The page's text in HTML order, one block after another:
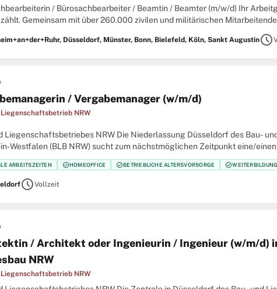
/ Bürosachbearbeiter / Beamtin / Beamter (m/w/d) Ihr
Gemeinsam mit über 260.000 zivilen und militärischen
Düsseldorf, Münster, Bonn, Bielefeld, Köln, Sankt Augustinschedule
/ Vergabemanager (w/m/d)
Liegenschaftsbetrieb NRW
Liegenschaftsbetriebes NRW Die Niederlassung Düsseldorf des Bau-
(BLB NRW) sucht zum nächstmöglichen Zeitpunkt eine/
(w/m/d) Der Bau- und Liegenschaftsbetrieb NRW ist Eigentümer,
ARBEITSZEITEN check_circleHOMEOFFICE check_circleBETRIEBLICHE ALTERSVORSORGE check_circleWEITERBILDUNG
scheduleVollzeit
/ Architekt oder Ingenieurin / Ingenieur (w/m/d)
NRW
Liegenschaftsbetrieb NRW